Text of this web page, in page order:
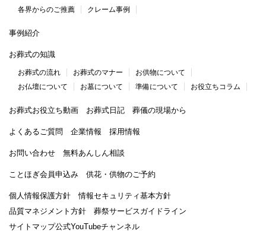
各界からのご推薦 クレーム事例
事例紹介
お葬式の知識
お葬式の流れ お葬式のマナー
お供物について
お仏壇について
お墓について 準備について お役立ちコラム
お葬式お役立ち動画 お葬式日記 葬儀の現場から
よくあるご質問 企業情報 採用情報
お問い合わせ 無料あんしん相談
ことほぎ会員申込み 供花・供物のご予約
個人情報保護方針
情報セキュリティ基本方針
品質マネジメント方針
葬祭サービスガイドライン
サイトマップ公式YouTubeチャンネル